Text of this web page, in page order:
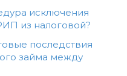
исключения
из налоговой?
последствия
займа между